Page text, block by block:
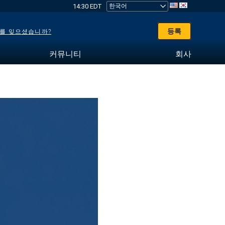
14:30 EDT
잊으셨습니까? 등록
커뮤니티 회사